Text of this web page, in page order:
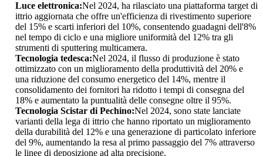
Luce elettronica:Nel 2024, ha rilasciato una piattaforma target di
ittrio aggiornata che offre un'efficienza di rivestimento superiore
del 15% e scarti inferiori del 10%, consentendo guadagni dell'8%
nel tempo di ciclo e una migliore uniformità del 12% tra gli
strumenti di sputtering multicamera.
Tecnologia tedesca:Nel 2024, il flusso di produzione è stato
ottimizzato con un miglioramento della produttività del 20% e
una riduzione del consumo energetico del 14%, mentre il
consolidamento dei fornitori ha ridotto i tempi di consegna del
18% e aumentato la puntualità delle consegne oltre il 95%.
Tecnologia Scistar di Pechino:Nel 2024, sono state lanciate
varianti della lega di ittrio che hanno riportato un miglioramento
della durabilità del 12% e una generazione di particolato inferiore
del 9%, aumentando la resa al primo passaggio del 7% attraverso
le linee di deposizione ad alta precisione.